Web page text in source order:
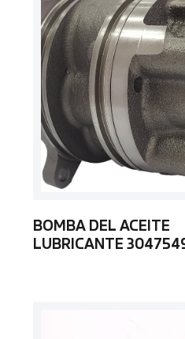
BOMBA DEL ACEITE
LUBRICANTE